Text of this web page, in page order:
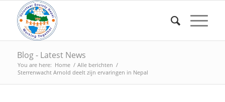
Blog - Latest News
You are here: Home / Alle berichten /
Sterrenwacht Arnold deelt zijn ervaringen in Nepal